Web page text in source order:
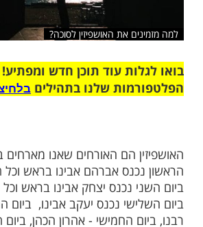
את האושפיזין לסוכה?
עוד תוכן חדש ומפתיע!
שלנו בתהיליםבלחיצה